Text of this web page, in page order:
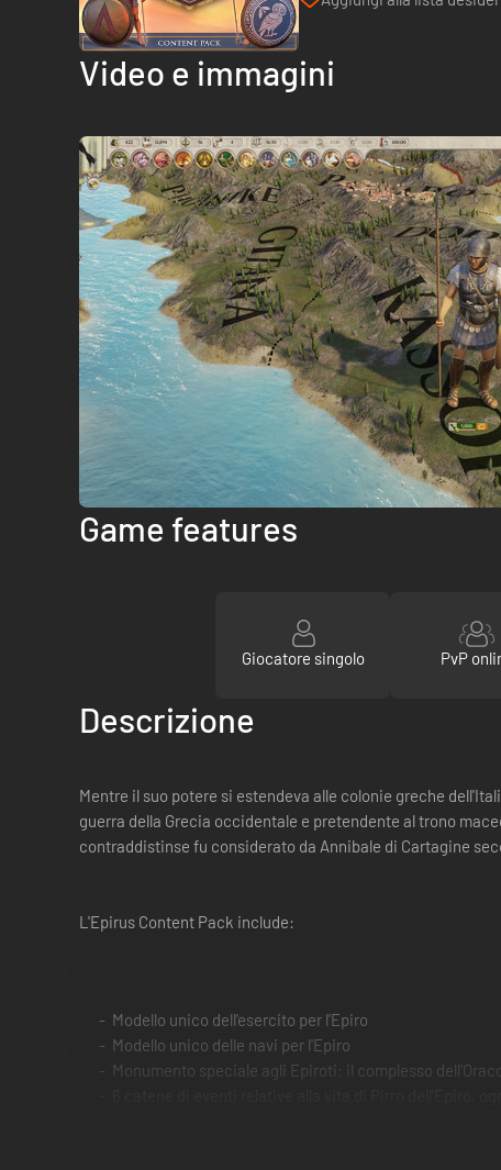
Video e immagini
Game features
Giocatore singolo PvP
Descrizione
Mentre il suo potere si estendeva alle colonie greche
guerra della Grecia occidentale e pretendente al trono
contraddistinse fu considerato da Annibale di Cartagine
L'Epirus Content Pack include:
Modello unico dell'esercito per l'Epiro
Modello unico delle navi per l'Epiro
Monumento speciale agli Epiroti: il complesso